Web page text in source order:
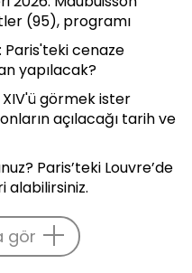
(95), programı
Paris'teki cenaze
yapılacak?
görmek ister
açılacağı tarih ve
Paris’teki Louvre’de
alabilirsiniz.
gör